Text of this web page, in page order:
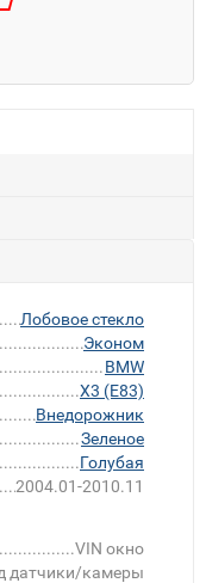
Лобовое стекло
Эконом
BMW
X3 (E83)
Внедорожник
Зеленое
Голубая
2004.01-2010.11
VIN окно
датчики/камеры